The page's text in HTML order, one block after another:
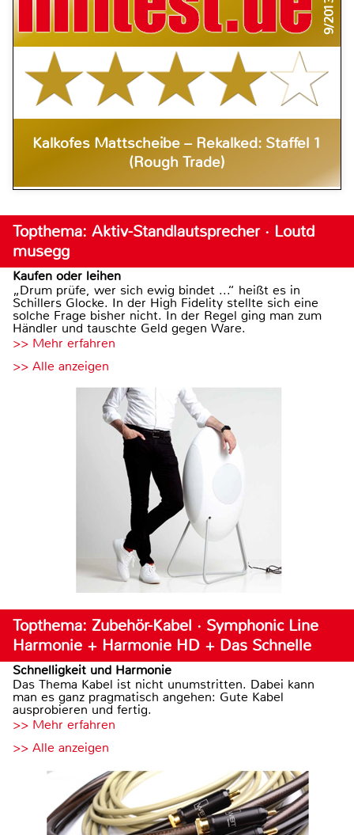
9/2013
Kalkofes Mattscheibe – Rekalked: Staffel 1
(Rough Trade)
Topthema: Aktiv-Standlautsprecher · Loutd
musegg
Kaufen oder leihen
„Drum prüfe, wer sich ewig bindet ...“ heißt es in
Schillers Glocke. In der High Fidelity stellte sich eine
solche Frage bisher nicht. In der Regel ging man zum
Händler und tauschte Geld gegen Ware.
>> Mehr erfahren
>> Alle anzeigen
Topthema: Zubehör-Kabel · Symphonic Line
Harmonie + Harmonie HD + Das Schnelle
Schnelligkeit und Harmonie
Das Thema Kabel ist nicht unumstritten. Dabei kann
man es ganz pragmatisch angehen: Gute Kabel
ausprobieren und fertig.
>> Mehr erfahren
>> Alle anzeigen